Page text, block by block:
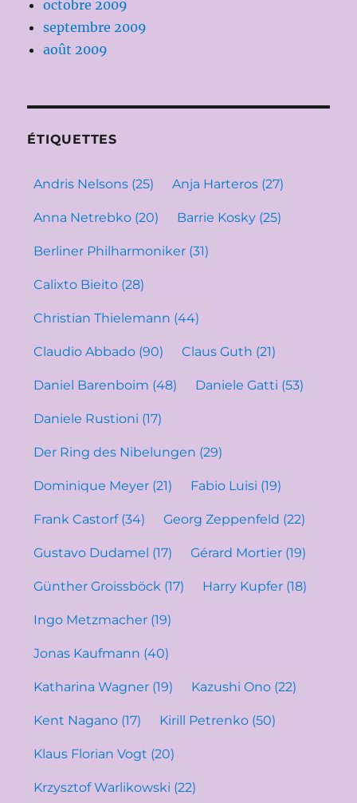
octobre 2009
septembre 2009
août 2009
ÉTIQUETTES
Andris Nelsons (25) Anja Harteros (27)
Anna Netrebko (20) Barrie Kosky (25)
Berliner Philharmoniker (31)
Calixto Bieito (28)
Christian Thielemann (44)
Claudio Abbado (90) Claus Guth (21)
Daniel Barenboim (48) Daniele Gatti (53)
Daniele Rustioni (17)
Der Ring des Nibelungen (29)
Dominique Meyer (21) Fabio Luisi (19)
Frank Castorf(34) Georg Zeppenfeld (22)
Gustavo Dudamel (17) Gérard Mortier (19)
Günther Groissböck (17) Harry Kupfer (18)
Ingo Metzmacher (19)
Jonas Kaufmann (40)
Katharina Wagner (19) Kazushi Ono (22)
Kent Nagano (17) Kirill Petrenko (50)
Klaus Florian Vogt (20)
Krzysztof Warlikowski (22)